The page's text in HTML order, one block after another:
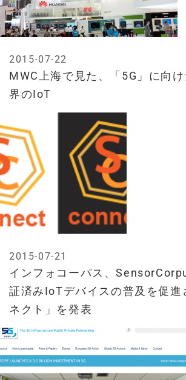
MWC上海で見た、「5G」に向
界のIoT
2015-07-22
インフォコーパス、
証済みIoTデバイスの普及を促進
ネクト」を発表
2015-07-21